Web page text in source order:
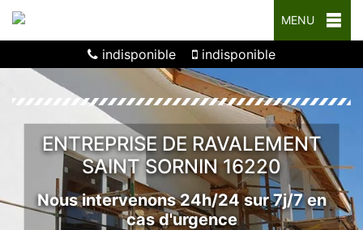
MENU
indisponible indisponible
ENTREPRISE DE RAVALEMENT
SAINT SORNIN 16220
Nous intervenons 24h/24 sur 7j/7 en
cas d'urgence